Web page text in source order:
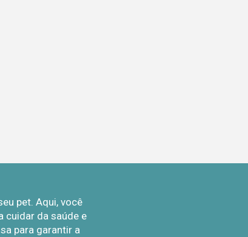
pet. Aqui, você
cuidar da saúde e
para garantir a